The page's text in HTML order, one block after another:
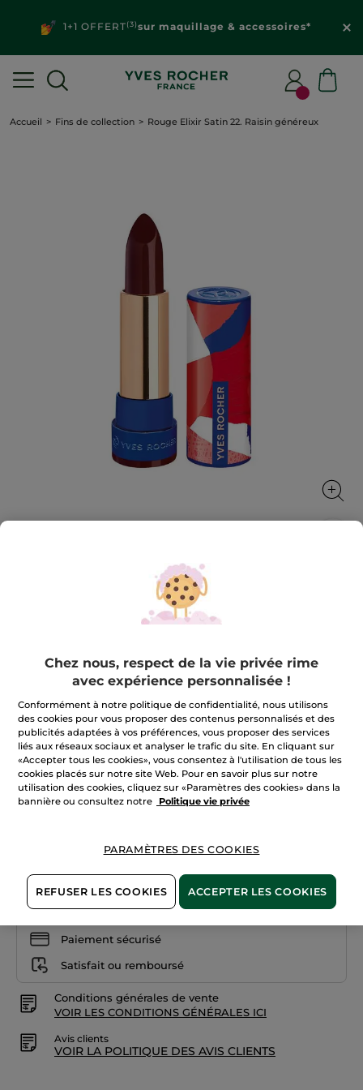
1+1 OFFERT(3)sur maquillage & accessoires*
Accueil Fins de collection Rouge Elixir Satin 22. Raisin généreux
Rouge Elixir Satin 22. Raisin généreux
Rouge Elixir Satin, un rouge à lèvres ultra-pigmenté,
confortable et soin.
4.0 ★★★★★
★★★★★
4
5
Lire
les
avis
Elixir
Satin
01.
(309)AJOUTER UN AVIS
23,90 €
22. Raisin généreux
+22
Quantité
AJOUTER AU PANIER
Livraison à partir du12/08
Paiement sécurisé
Satisfait ou remboursé
Conditions générales de vente
VOIR LES CONDITIONS GÉNÉRALES ICI
Avis clients
VOIR LA POLITIQUE DES AVIS CLIENTS
Chez nous, respect de la vie privée rime
avec expérience personnalisée !
Conformément à notre politique de confidentialité, nous utilisons
des cookies pour vous proposer des contenus personnalisés et des
publicités adaptées à vos préférences, vous proposer des services
liés aux réseaux sociaux et analyser le trafic du site. En cliquant sur
«Accepter tous les cookies», vous consentez à l'utilisation de tous les
cookies placés sur notre site Web. Pour en savoir plus sur notre
utilisation des cookies, cliquez sur «Paramètres des cookies» dans la
bannière ou consultez notre
Politique vie privée
PARAMÈTRES DES COOKIES
REFUSER LES COOKIES ACCEPTER LES COOKIES